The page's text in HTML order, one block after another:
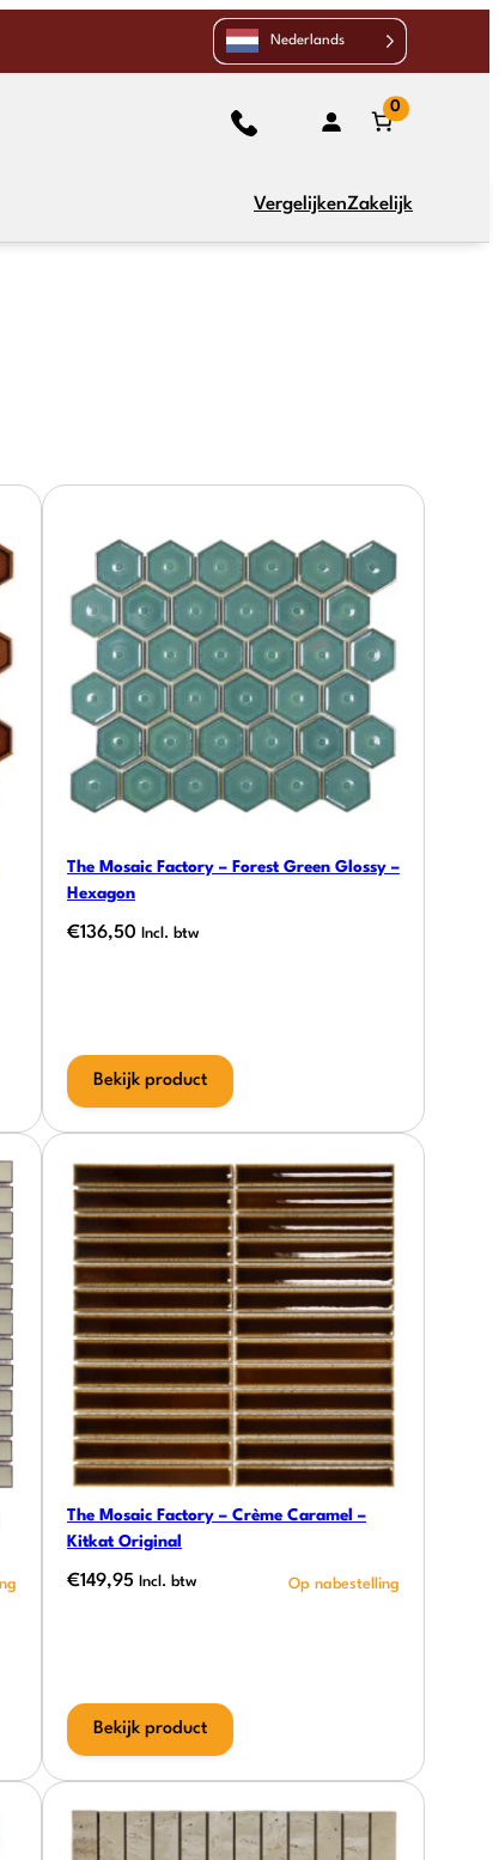
Nederlands
0
VergelijkenZakelijk
The Mosaic Factory – Forest Green Glossy –
Hexagon
€136,50 Incl. btw
Bekijk product
The Mosaic Factory – Crème Caramel –
Kitkat Original
€149,95 Incl. btw
Bekijk product